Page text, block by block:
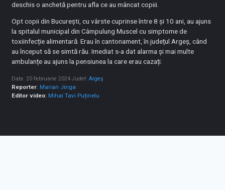
deschis o anchetă pentru afla ce au mâncat copiii.
Opt copii din București, cu vârste cuprinse între 8 și 10 ani, au ajuns
la spitalul municipal din Câmpulung Muscel cu simptome de
toxiinfecție alimentară. Erau în cantonament, în județul Argeș, când
au început să se simtă rău. Imediat s-a dat alarma și mai multe
ambulanțe au ajuns la pensiunea la care erau cazați.
Data: 20 februarie 2024 Judet:Argeș
Reporter: Marian Jinga
Editor video: Mihai Tavi Puținelu